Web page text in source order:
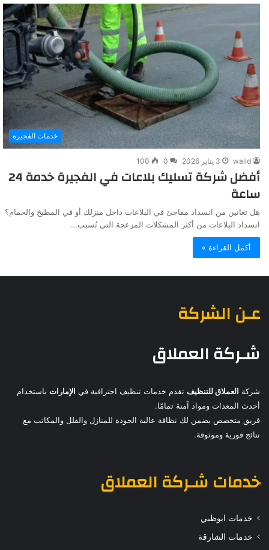
خدمات الفجيرة
walid 3 يناير 2026 0
100
أفضل شركة تسليك بلاعات في الفجيرة خدمة 24
ساعة
هل تعانين من انسداد مفاجئ في البلاعات داخل منزلك أو في المطبخ والحمام؟
انسداد البلاعات من أكثر المشكلات المزعجة التي تُسبب…
أكمل القراءة »
عـن الشركة
شـركة العملاق
شركة العملاق للتنظيف تقدم خدمات تنظيف احترافية في الإمارات باستخدام
أحدث المعدات ومواد آمنة تمامًا.
فريق متخصص يضمن لك نظافة عالية الجودة للمنازل والفلل والمكاتب مع
نتائج فورية وموثوقة.
خدمات شـركة العملاق
خدمات ابوظبي
خدمات الشارقة